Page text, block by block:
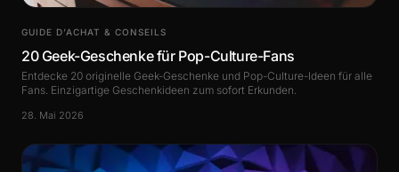
GUIDE D’ACHAT & CONSEILS
20 Geek-Geschenke für Pop-Culture-Fans
Entdecke 20 originelle Geek-Geschenke und Pop-Culture-Ideen für alle
Fans. Einzigartige Geschenkideen zum sofort Erkunden.
28. Mai 2026